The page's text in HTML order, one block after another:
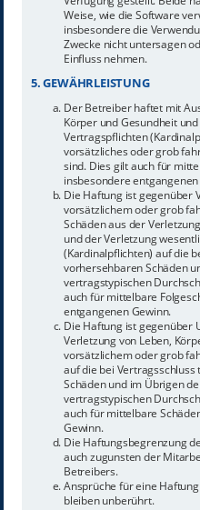
Weise, wie die Software
insbesondere die
Zwecke nicht untersagen
Einfluss nehmen.
5. GEWÄHRLEISTUNG
Der Betreiber haftet mit
Körper und Gesundheit
Vertragspflichten
vorsätzliches oder grob
sind. Dies gilt auch für
insbesondere
Die Haftung ist gegenüber
vorsätzlichem oder grob
Schäden aus der
und der Verletzung
(Kardinalpflichten) auf die
vorhersehbaren Schäden
vertragstypischen
auch für mittelbare
entgangenen Gewinn.
Die Haftung ist gegenüber
Verletzung von Leben,
vorsätzlichem oder grob
auf die bei
Schäden und im Übrigen
vertragstypischen
auch für mittelbare
Gewinn.
Die Haftungsbegrenzung
auch zugunsten der
Betreibers.
Ansprüche für eine
bleiben unberührt.